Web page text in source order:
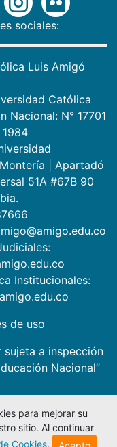
sociales:
Luis Amigó
Católica
Nacional: N° 17701
Montería
Apartadó
51A #67B 90
Institucionales:
de uso
sujeta a inspección
Nacional”
para mejorar su
sitio. Al continuar
Cookies.